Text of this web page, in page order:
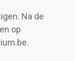
Na de
op